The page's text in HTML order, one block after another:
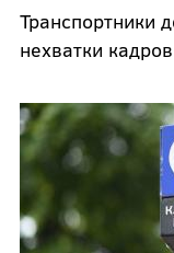
Транспортники
нехватки